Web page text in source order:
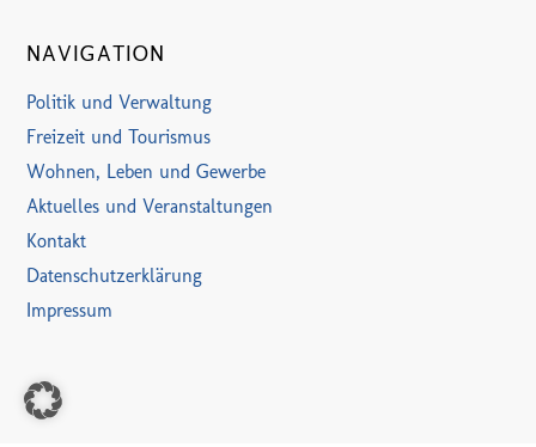
NAVIGATION
Politik und Verwaltung
Freizeit und Tourismus
Wohnen, Leben und Gewerbe
Aktuelles und Veranstaltungen
Kontakt
Datenschutzerklärung
Impressum